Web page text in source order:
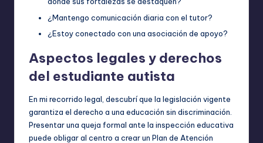
¿Mantengo comunicación diaria con el tutor?
¿Estoy conectado con una asociación de apoyo?
Aspectos legales y derechos
del estudiante autista
En mi recorrido legal, descubrí que la legislación vigente
garantiza el derecho a una educación sin discriminación.
Presentar una queja formal ante la inspección educativa
puede obligar al centro a crear un Plan de Atención